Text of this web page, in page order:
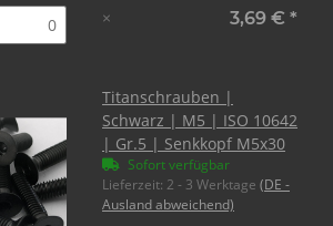
× 3,69 € *
Titanschrauben |
Schwarz | M5 | ISO 10642
| Gr.5 | Senkkopf M5x30
Sofort verfügbar
Lieferzeit: 2 - 3 Werktage (DE -
Ausland abweichend)